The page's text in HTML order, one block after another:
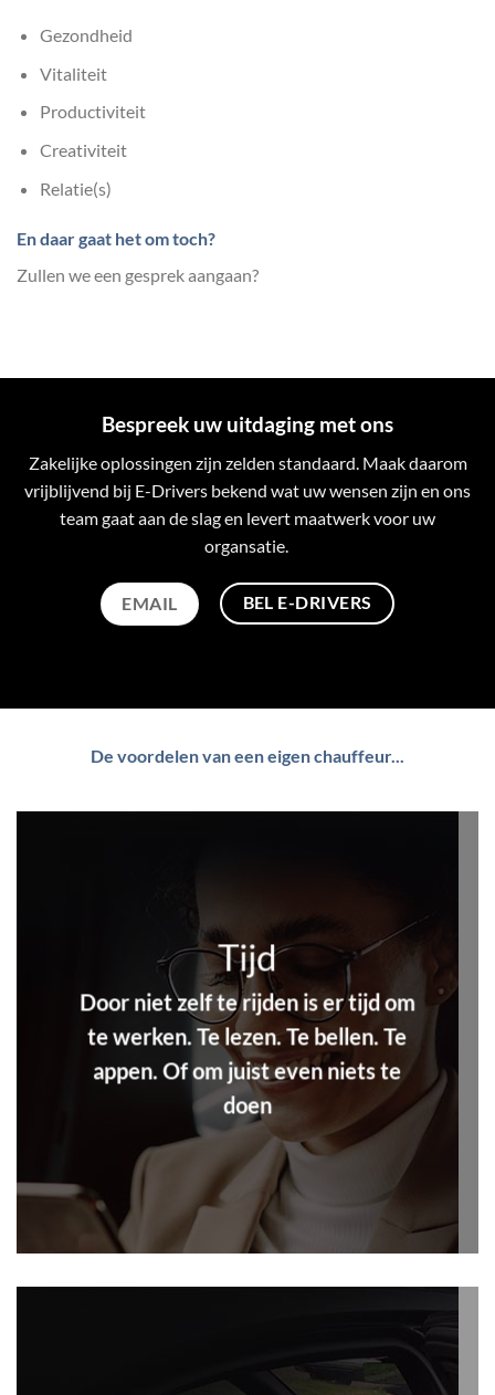
Gezondheid
Vitaliteit
Productiviteit
Creativiteit
Relatie(s)
En daar gaat het om toch?
Zullen we een gesprek aangaan?
Bespreek uw uitdaging met ons
Zakelijke oplossingen zijn zelden standaard. Maak daarom
vrijblijvend bij E-Drivers bekend wat uw wensen zijn en ons
team gaat aan de slag en levert maatwerk voor uw
organsatie.
EMAIL BEL E-DRIVERS
De voordelen van een eigen chauffeur...
Tijd
Door niet zelf te rijden is er tijd om
te werken. Te lezen. Te bellen. Te
appen. Of om juist even niets te
doen